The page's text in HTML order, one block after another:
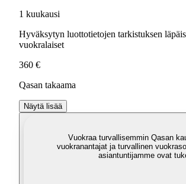
1 kuukausi
Hyväksytyn luottotietojen tarkistuksen
vuokralaiset
360 €
Qasan takaama
Näytä lisää
Vuokraa turvallisemmin Qasan
vuokranantajat ja turvallinen
asiantuntijamme ovat